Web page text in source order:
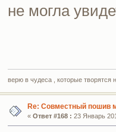
не могла
верю в чудеса , которые творятся
Re: Совместный пошив
« Ответ #168 : 23 Январь